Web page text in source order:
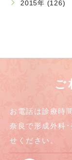
2015年 (126)
ご
お電話は診療時
奈良で形成外科
せください。